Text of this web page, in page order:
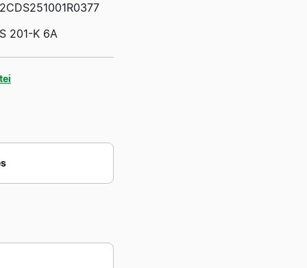
2CDS251001R0377
S 201-K 6A